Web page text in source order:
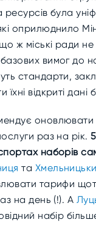
була
оприлюднило
ж міські ради не
вимог до
стандарти,
їхні відкриті
оновлювати
раз на рік.
наборів
та
тарифи
на день (!). А
набір